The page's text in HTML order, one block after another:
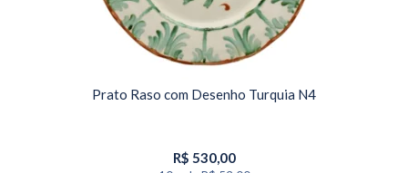
Prato Raso com Desenho Turquia N4
R$ 530,00